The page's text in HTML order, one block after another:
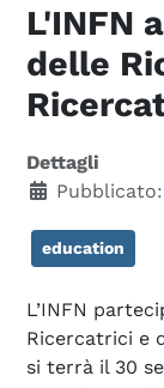
L'INFN
delle
Dettagli
education
L’INFN
Ricercatrici e
si terrà il 30